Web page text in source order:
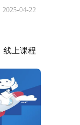
2025-04-22
线上课程